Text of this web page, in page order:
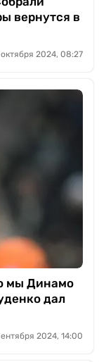
вернутся в
октября 2024, 08:27
мы Динамо
дал
2024, 14:00